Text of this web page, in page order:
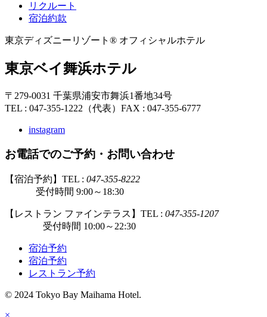
リクルート
宿泊約款
東京ディズニーリゾート® オフィシャルホテル
東京ベイ舞浜ホテル
〒279-0031 千葉県浦安市舞浜1番地34号
TEL : 047-355-1222（代表） FAX : 047-355-6777
instagram
お電話でのご予約・お問い合わせ
【宿泊予約】TEL : 047-355-8222
受付時間 9:00～18:30
【レストラン ファインテラス】TEL : 047-355-1207
受付時間 10:00～22:30
宿泊予約
宿泊予約
レストラン予約
© 2024 Tokyo Bay Maihama Hotel.
×